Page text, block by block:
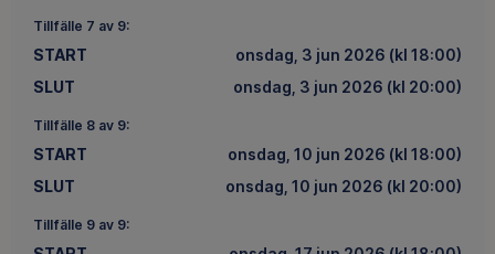
Tillfälle 7 av 9:
START
onsdag, 3 jun 2026 (kl 18:00)
SLUT
onsdag, 3 jun 2026 (kl 20:00)
Tillfälle 8 av 9:
START
onsdag, 10 jun 2026 (kl 18:00)
SLUT
onsdag, 10 jun 2026 (kl 20:00)
Tillfälle 9 av 9: